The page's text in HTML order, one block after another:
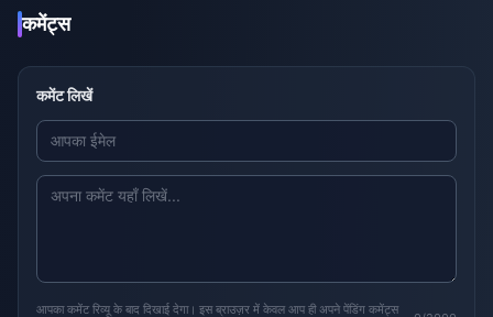
कमेंट्स
कमेंट लिखें
आपका कमेंट रिव्यू के बाद दिखाई देगा। इस ब्राउज़र में केवल आप ही अपने पेंडिंग कमेंट्स